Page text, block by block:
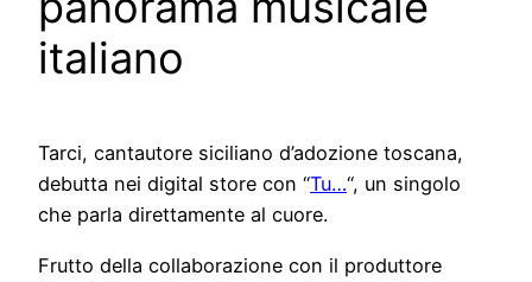
italiano
Tarci, cantautore siciliano d’adozione toscana,
debutta nei digital store con “Tu…“, un singolo
che parla direttamente al cuore.
Frutto della collaborazione con il produttore